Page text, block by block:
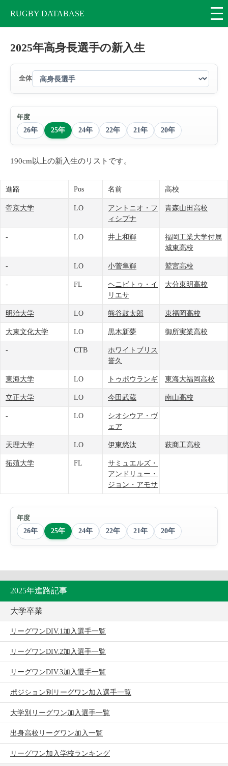
RUGBY DATABASE
2025年高身長選手の新入生
全体
年度
26年 25年 24年 22年 21年 20年
190cm以上の新入生のリストです。
進路 Pos 名前 高校
帝京大学 LO
アントニオ・フ
ィシプナ
青森山田高校
- LO 井上和輝
福岡工業大学付属
城東高校
- LO 小菅隼輝 鷲宮高校
- FL
ヘニビトゥ・イ
リエサ
大分東明高校
明治大学 LO 熊谷鼓太郎 東福岡高校
大東文化大学 LO 黒木新夢 御所実業高校
- CTB
ホワイトブリス
誉久
東海大学 LO トゥポウランギ 東海大福岡高校
立正大学 LO 今田武蔵 南山高校
- LO
シオシウア・ヴ
ェア
天理大学 LO 伊東悠汰 萩商工高校
拓殖大学 FL
サミュエルズ・
アンドリュー・
ジョン・アモサ
年度
26年 25年 24年 22年 21年 20年
2025年進路記事
大学卒業
リーグワンDIV.1加入選手一覧
リーグワンDIV.2加入選手一覧
リーグワンDIV.3加入選手一覧
ポジション別リーグワン加入選手一覧
大学別リーグワン加入選手一覧
出身高校リーグワン加入一覧
リーグワン加入学校ランキング